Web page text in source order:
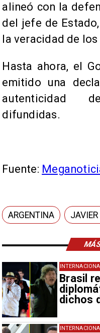
Brasil
dichos
alineó con la
del jefe de
la veracidad de
Hasta ahora, el
emitido una
autenticidad
difundidas.
Fuente:
ARGENTINA